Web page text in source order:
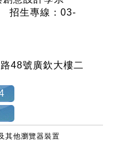
招生專線：03-
48號廣欽大樓二
其他瀏覽器裝置